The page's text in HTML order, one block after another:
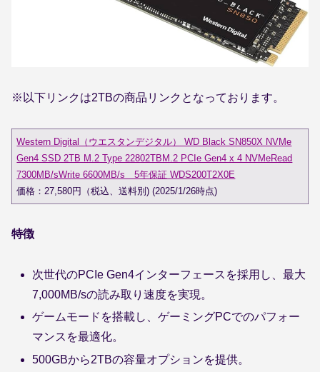
※以下リンクは2TBの商品リンクとなっております。
Western Digital（ウエスタンデジタル） WD Black SN850X NVMe
Gen4 SSD 2TB M.2 Type 22802TBM.2 PCIe Gen4 x 4 NVMeRead
7300MB/sWrite 6600MB/s 5年保証 WDS200T2X0E
価格：27,580円（税込、送料別) (2025/1/26時点)
特徴
次世代のPCIe Gen4インターフェースを採用し、最大
7,000MB/sの読み取り速度を実現。
ゲームモードを搭載し、ゲーミングPCでのパフォー
マンスを最適化。
500GBから2TBの容量オプションを提供。